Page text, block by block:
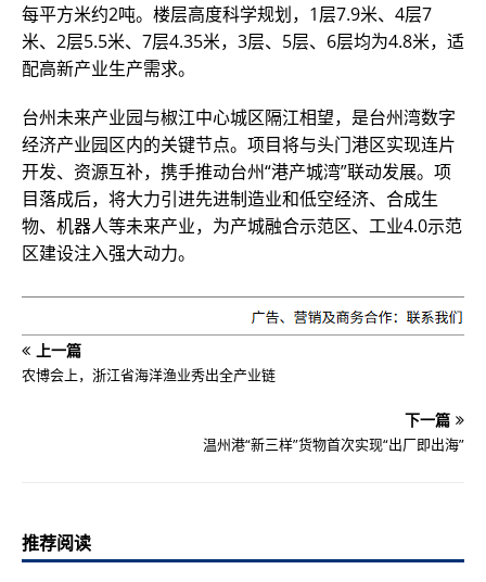
每平方米约2吨。楼层高度科学规划，1层7.9米、4层7
米、2层5.5米、7层4.35米，3层、5层、6层均为4.8米，适
配高新产业生产需求。
台州未来产业园与椒江中心城区隔江相望，是台州湾数字
经济产业园区内的关键节点。项目将与头门港区实现连片
开发、资源互补，携手推动台州“港产城湾”联动发展。项
目落成后，将大力引进先进制造业和低空经济、合成生
物、机器人等未来产业，为产城融合示范区、工业4.0示范
区建设注入强大动力。
上一篇
农博会上，浙江省海洋渔业秀出全产业链
下一篇
温州港“新三样”货物首次实现“出厂即出海”
推荐阅读